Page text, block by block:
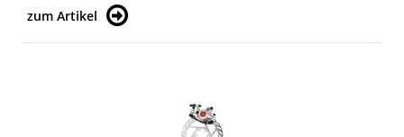
zum Artikel